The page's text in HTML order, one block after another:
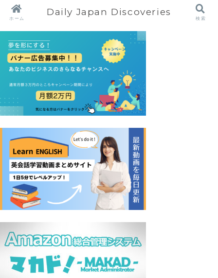
ホーム
Daily Japan Discoveries
検索